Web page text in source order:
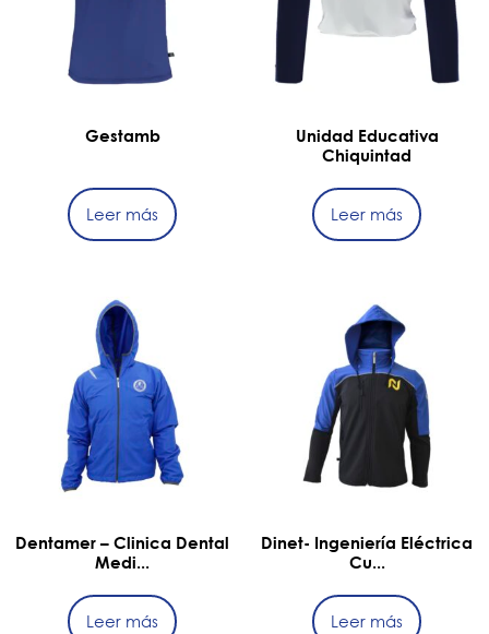
Gestamb
Leer más
Unidad Educativa
Chiquintad
Leer más
Dentamer – Clinica Dental
Medi...
Leer más
Dinet- Ingeniería Eléctrica
Cu...
Leer más